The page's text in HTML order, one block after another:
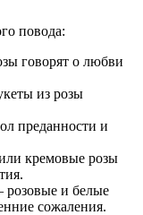
повода:
говорят о любви
из розы
преданности и
кремовые розы
и белые
сожаления.